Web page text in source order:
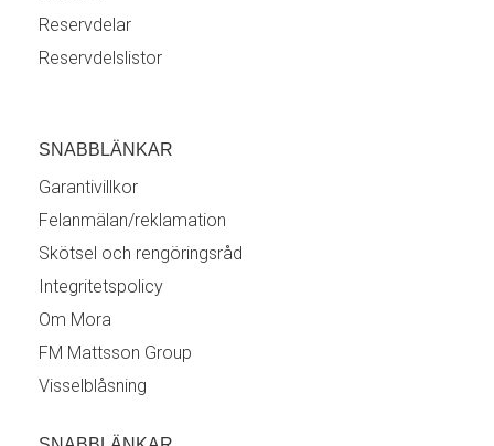
Reservdelar
Reservdelslistor
SNABBLÄNKAR
Garantivillkor
Felanmälan/reklamation
Skötsel och rengöringsråd
Integritetspolicy
Om Mora
FM Mattsson Group
Visselblåsning